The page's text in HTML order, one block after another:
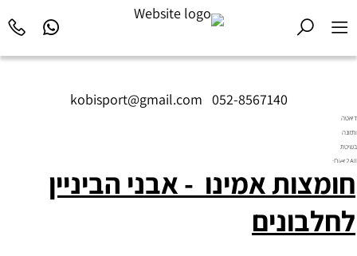
kobisport@gmail.com 052-8567140
דיאטה
ותזונה
בשיטת
Diet2All:
המושלם.
חומצות אמינו - אבני הביניין
לחלבונים